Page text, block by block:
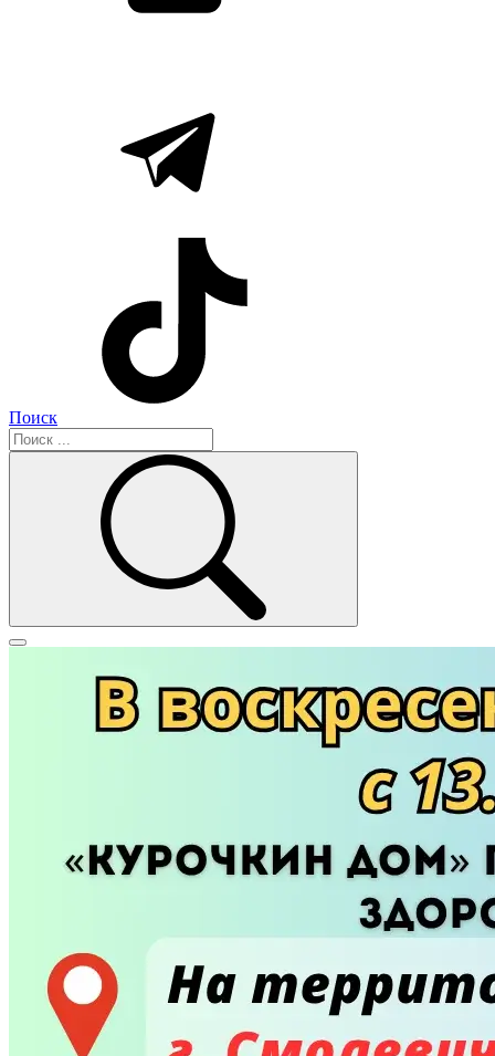
Поиск